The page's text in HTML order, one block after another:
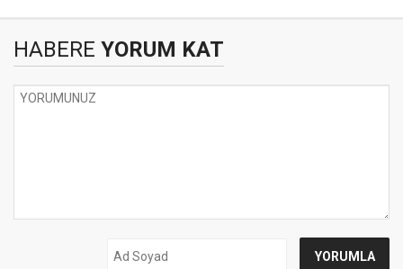
HABERE YORUM KAT